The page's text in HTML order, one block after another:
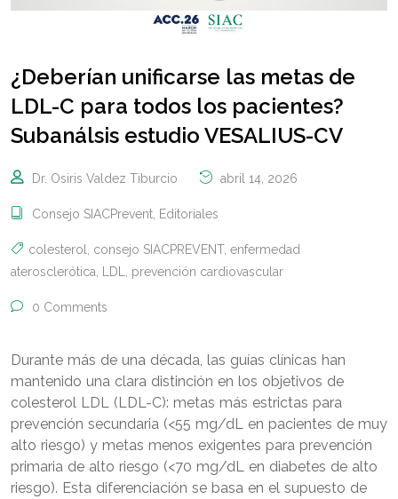
¿Deberían unificarse las metas de
LDL-C para todos los pacientes?
Subanálsis estudio VESALIUS-CV
Dr. Osiris Valdez Tiburcio abril 14, 2026
Consejo SIACPrevent Editoriales
colesterol consejo SIACPREVENT, enfermedad
aterosclerótica
LDL prevención cardiovascular
0 Comments
Durante más de una década, las guías clínicas han
mantenido una clara distinción en los objetivos de
colesterol LDL (LDL-C): metas más estrictas para
prevención secundaria (<55 mg/dL en pacientes de muy
alto riesgo) y metas menos exigentes para prevención
primaria de alto riesgo (<70 mg/dL en diabetes de alto
riesgo). Esta diferenciación se basa en el supuesto de